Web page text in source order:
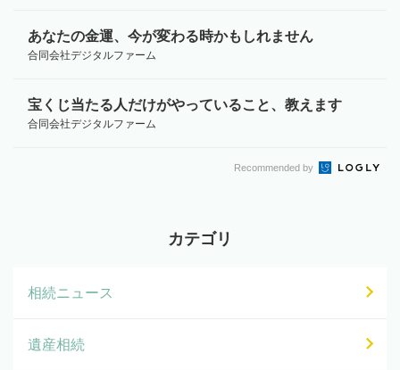
あなたの金運、今が変わる時かもしれません
合同会社デジタルファーム
宝くじ当たる人だけがやっていること、教えます
合同会社デジタルファーム
Recommended by
カテゴリ
相続ニュース
遺産相続